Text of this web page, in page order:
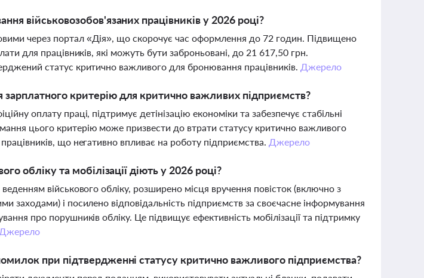
військовозобов'язаних працівників у 2026 році?
через портал «Дія», що скорочує час оформлення до 72 годин. Підвищено
для працівників, які можуть бути заброньовані, до 21 617,50 грн.
статус критично важливого для бронювання працівників. Джерело
критерію для критично важливих підприємств?
оплату праці, підтримує детінізацію економіки та забезпечує стабільні
цього критерію може призвести до втрати статусу критично важливого
що негативно впливає на роботу підприємства. Джерело
обліку та мобілізації діють у 2026 році?
військового обліку, розширено місця вручення повісток (включно з
заходами) і посилено відповідальність підприємств за своєчасне інформування
про порушників обліку. Це підвищує ефективність мобілізації та підтримку
Джерело
при підтвердженні статусу критично важливого підприємства?